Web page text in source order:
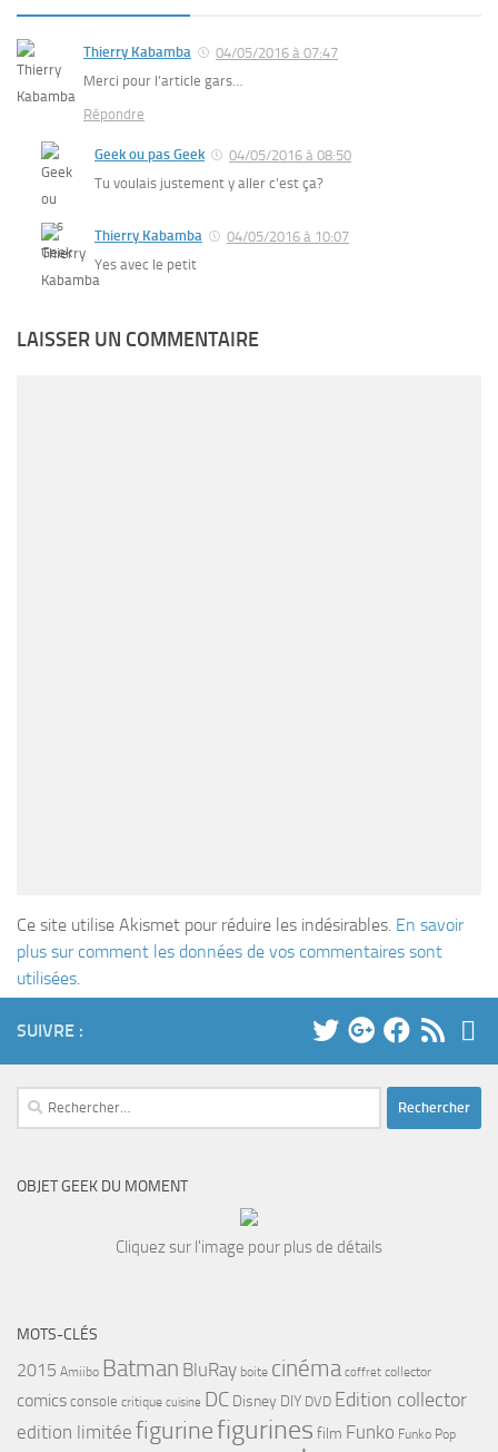
Thierry Kabamba
04/05/2016 à 07:47
Merci pour l’article gars…
Répondre
Geek ou pas Geek
04/05/2016 à 08:50
Tu voulais justement y aller c’est ça?
Thierry Kabamba
04/05/2016 à 10:07
Yes avec le petit
LAISSER UN COMMENTAIRE
Ce site utilise Akismet pour réduire les indésirables. En savoir
plus sur comment les données de vos commentaires sont
utilisées
SUIVRE :
Rechercher :
OBJET GEEK DU MOMENT
Cliquez sur l'image pour plus de détails
MOTS-CLÉS
2015 Amiibo Batman BluRay boite cinéma coffret collector
comics console critique cuisine DC Disney DIY DVD Edition collector
edition limitée figurinefigurines film Funko Funko Pop